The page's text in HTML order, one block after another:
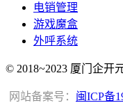
电销管理
游戏魔盒
外呼系统
© 2018~2023 厦门企开
网站备案号： 闽ICP备